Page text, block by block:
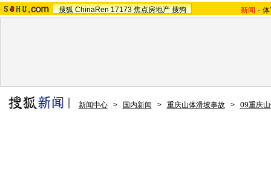
搜狐 ChinaRen 17173 焦点房地产 搜狗 新闻 -
新闻中心 > 国内新闻 > 重庆山体滑坡事故 > 09重庆